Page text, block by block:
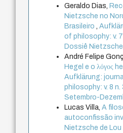
Geraldo Dias,
Nietzsche no
Brasileiro
,
of philosophy: v.
Dossiê
André Felipe
Hegel e o λόγος
Aufklärung:
philosophy: v. 8 n.
Setembro-
Lucas Villa,A
autoconfissão
Nietzsche de